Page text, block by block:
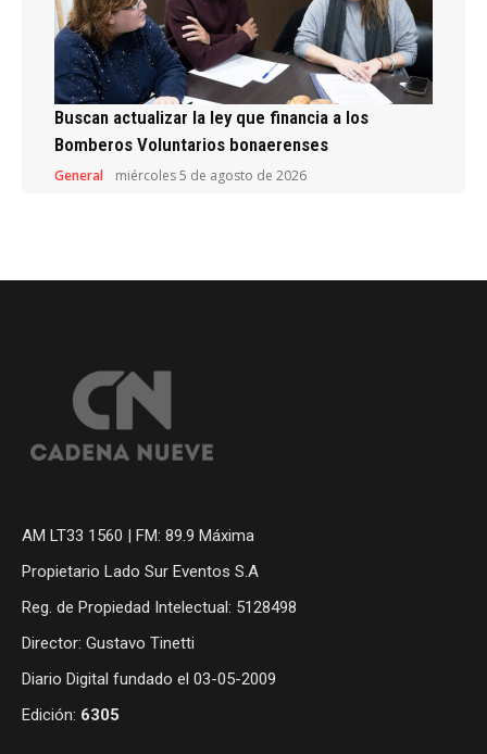
Buscan actualizar la ley que financia a los
Bomberos Voluntarios bonaerenses
General miércoles 5 de agosto de 2026
AM LT33 1560 | FM: 89.9 Máxima
Propietario Lado Sur Eventos S.A
Reg. de Propiedad Intelectual: 5128498
Director: Gustavo Tinetti
Diario Digital fundado el 03-05-2009
Edición: 6305